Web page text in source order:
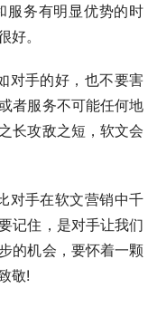
服务有明显优势的时
好。
者服务不可能任何地
长攻敌之短，软文会
记住，是对手让我们
的机会，要怀着一颗
敬!